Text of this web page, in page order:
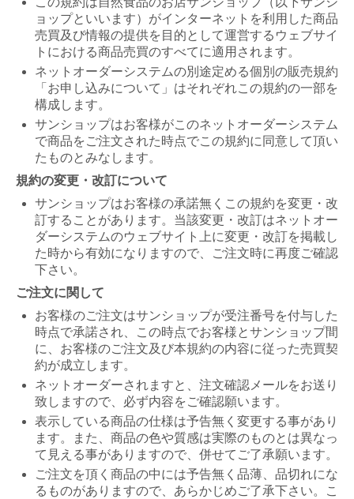
ョップといいます）がインターネットを利用した商品
売買及び情報の提供を目的として運営するウェブサイ
トにおける商品売買のすべてに適用されます。
ネットオーダーシステムの別途定める個別の販売規約
「お申し込みについて」はそれぞれこの規約の一部を
構成します。
サンショップはお客様がこのネットオーダーシステム
で商品をご注文された時点でこの規約に同意して頂い
たものとみなします。
規約の変更・改訂について
サンショップはお客様の承諾無くこの規約を変更・改
訂することがあります。当該変更・改訂はネットオー
ダーシステムのウェブサイト上に変更・改訂を掲載し
た時から有効になりますので、ご注文時に再度ご確認
下さい。
ご注文に関して
お客様のご注文はサンショップが受注番号を付与した
時点で承諾され、この時点でお客様とサンショップ間
に、お客様のご注文及び本規約の内容に従った売買契
約が成立します。
ネットオーダーされますと、注文確認メールをお送り
致しますので、必ず内容をご確認願います。
表示している商品の仕様は予告無く変更する事があり
ます。また、商品の色や質感は実際のものとは異なっ
て見える事がありますので、併せてご了承願います。
ご注文を頂く商品の中には予告無く品薄、品切れにな
るものがありますので、あらかじめご了承下さい。こ